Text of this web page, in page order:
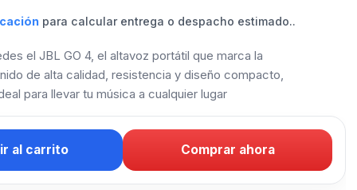
para calcular entrega o despacho estimado..
el JBL GO 4, el altavoz portátil que marca la
de alta calidad, resistencia y diseño compacto,
para llevar tu música a cualquier lugar
al carrito Comprar ahora